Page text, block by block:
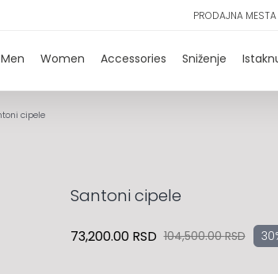
PRODAJNA MESTA
Men Women Accessories Sniženje
cipele
Santoni cipele
104,500.00RSD
73,200.00 RSD